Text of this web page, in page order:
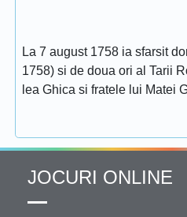
La 7 august 1758 ia sfarsit
1758) si de doua ori al Tarii
lea Ghica si fratele lui Matei
JOCURI ONLINE